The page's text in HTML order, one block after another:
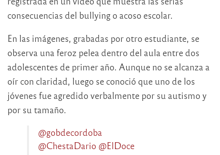
consecuencias del bullying o acoso escolar.
En las imágenes, grabadas por otro estudiante, se
observa una feroz pelea dentro del aula entre dos
adolescentes de primer año. Aunque no se alcanza a
oír con claridad, luego se conoció que uno de los
jóvenes fue agredido verbalmente por su autismo y
por su tamaño.
@gobdecordoba
@ChestaDario @ElDoce